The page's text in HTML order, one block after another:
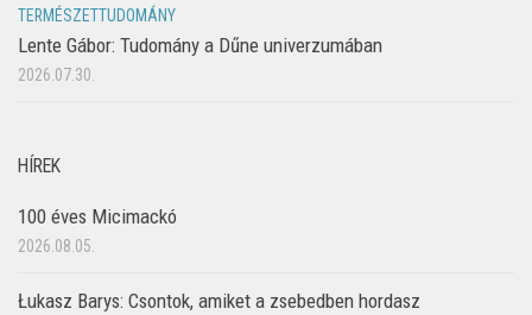
TERMÉSZETTUDOMÁNY
Lente Gábor: Tudomány a Dűne univerzumában
2026.07.30.
HÍREK
100 éves Micimackó
2026.08.05.
Łukasz Barys: Csontok, amiket a zsebedben hordasz